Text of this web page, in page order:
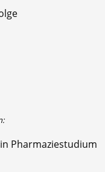
Pharmaziestudium